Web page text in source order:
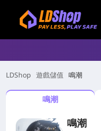
LDShop 遊戲儲值 鳴潮
鳴潮
鳴潮